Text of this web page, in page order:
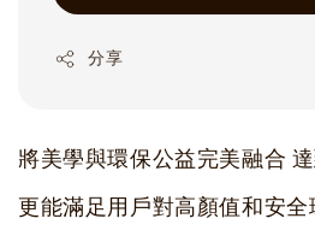
分享
將美學與環保公益完美融合
更能滿足用戶對高顏值和安全